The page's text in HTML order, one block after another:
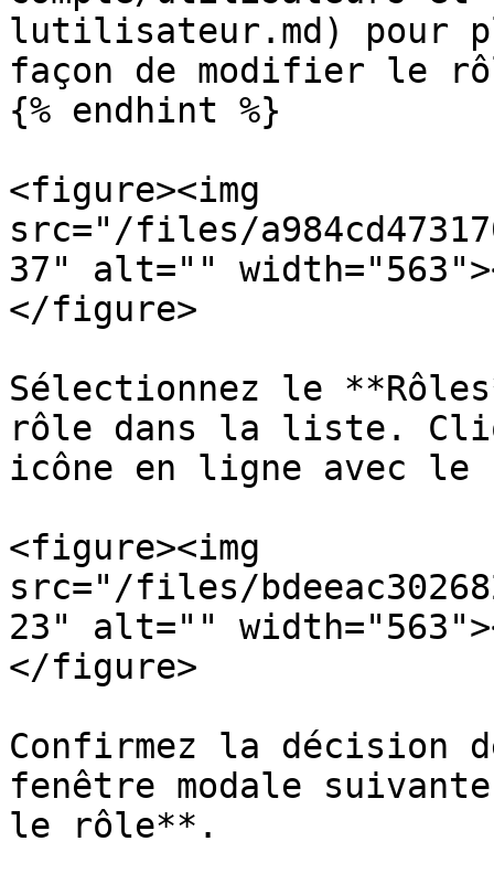
lutilisateur.md) pour
façon de modifier le
{% endhint %}
<figure><img
src="/files/
37" alt=""
</figure>
Sélectionnez le
rôle dans la liste.
icône en ligne avec le
<figure><img
src="/files/
23" alt=""
</figure>
Confirmez la décision
fenêtre modale
le rôle**.